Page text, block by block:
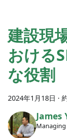
建設現
おける
な役割
2024年1月18日 ·
James